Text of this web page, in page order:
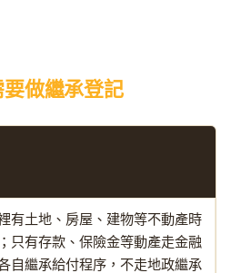
做繼承登記
有土地、房屋、建物等不動產時
只有存款、保險金等動產走金融
自繼承給付程序，不走地政繼承